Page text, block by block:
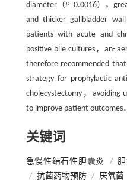
diameter（P=0.0016），
and thicker gallbladder
patients with acute and
positive bile cultures，an-
therefore recommended
strategy for prophylactic
cholecystectomy，avoiding
to improve patient outcomes．
关键词
急慢性结石性胆囊炎 /
/ 抗菌药物预防 / 厌氧菌